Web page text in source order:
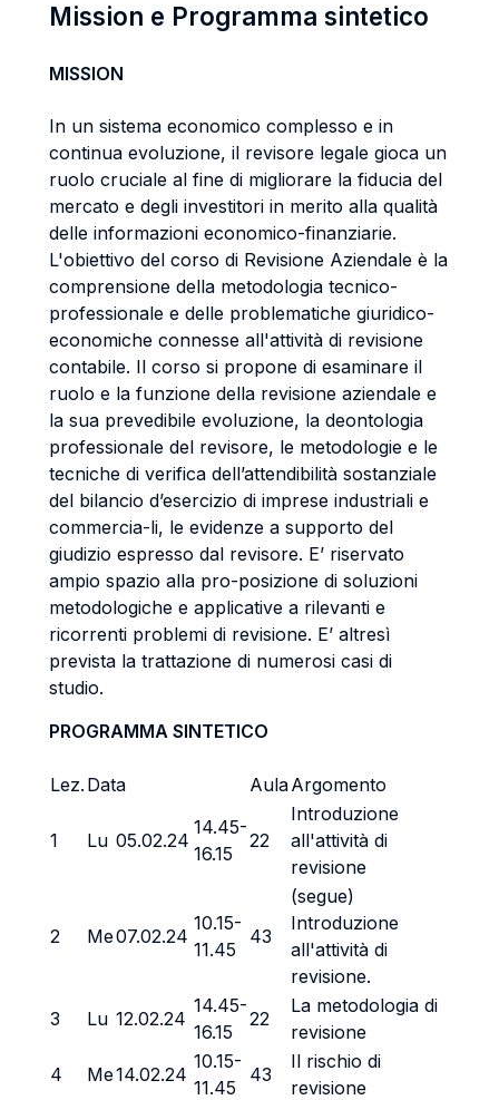
Mission e Programma sintetico
MISSION
In un sistema economico complesso e in
continua evoluzione, il revisore legale gioca un
ruolo cruciale al fine di migliorare la fiducia del
mercato e degli investitori in merito alla qualità
delle informazioni economico-finanziarie.
L'obiettivo del corso di Revisione Aziendale è la
comprensione della metodologia tecnico-
professionale e delle problematiche giuridico-
economiche connesse all'attività di revisione
contabile. Il corso si propone di esaminare il
ruolo e la funzione della revisione aziendale e
la sua prevedibile evoluzione, la deontologia
professionale del revisore, le metodologie e le
tecniche di verifica dell’attendibilità sostanziale
del bilancio d’esercizio di imprese industriali e
commercia-li, le evidenze a supporto del
giudizio espresso dal revisore. E’ riservato
ampio spazio alla pro-posizione di soluzioni
metodologiche e applicative a rilevanti e
ricorrenti problemi di revisione. E’ altresì
prevista la trattazione di numerosi casi di
studio.
PROGRAMMA SINTETICO
Lez. Data AulaArgomento
1 Lu 05.02.24
14.45-
16.15
22
Introduzione
all'attività di
revisione
2 Me07.02.24
10.15-
11.45
43
(segue)
Introduzione
all'attività di
revisione.
3
Lu 12.02.24
14.45-
16.15
22
La metodologia di
revisione
4
Me14.02.24
10.15-
11.45
43
Il rischio di
revisione